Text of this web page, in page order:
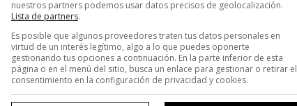
nuestros partners podemos usar datos precisos de geolocalización.
Lista de partners.
Es posible que algunos proveedores traten tus datos personales en
virtud de un interés legítimo, algo a lo que puedes oponerte
gestionando tus opciones a continuación. En la parte inferior de esta
página o en el menú del sitio, busca un enlace para gestionar o retirar el
consentimiento en la configuración de privacidad y cookies.